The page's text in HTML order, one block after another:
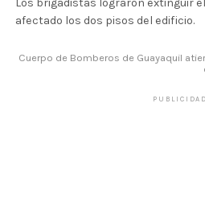
Los brigadistas lograron extinguir
afectado los dos pisos del edificio.
Cuerpo de Bomberos de Guayaquil
PUBLICIDAD